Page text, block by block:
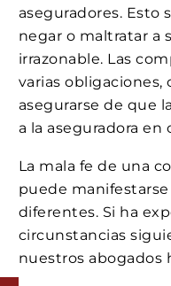
aseguradores. Esto
negar o maltratar a
irrazonable. Las
varias obligaciones,
asegurarse de que
a la aseguradora en
La mala fe de una
puede
diferentes. Si ha
circunstancias
nuestros abogados